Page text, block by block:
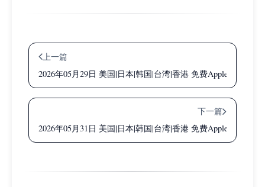
上一篇
2026年05月29日 美国|日本|韩国|台湾|香港 免费Apple ID共享
下一篇
2026年05月31日 美国|日本|韩国|台湾|香港 免费Apple ID共享